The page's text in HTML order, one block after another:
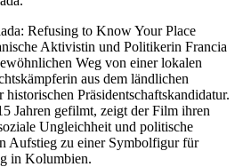
Refusing to Know Your Place
Aktivistin und Politikerin Francia
Weg von einer lokalen
aus dem ländlichen
Präsidentschaftskandidatur.
Jahren gefilmt, zeigt der Film ihren
Ungleichheit und politische
Aufstieg zu einer Symbolfigur für
in Kolumbien.